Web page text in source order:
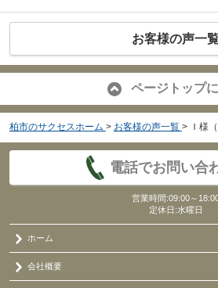
お客様の声一
ページトップ
柏市のサクセスホーム > お客様の声一覧 > Ｉ様
電話でお問い合
営業時間:09:00～
定休日:水曜日
ホーム
会社概要